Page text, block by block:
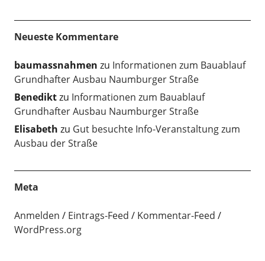
Neueste Kommentare
baumassnahmen zu Informationen zum Bauablauf
Grundhafter Ausbau Naumburger Straße
Benediktzu Informationen zum Bauablauf
Grundhafter Ausbau Naumburger Straße
Elisabeth zu Gut besuchte Info-Veranstaltung zum
Ausbau der Straße
Meta
Anmelden Eintrags-Feed
Kommentar-Feed
WordPress.org